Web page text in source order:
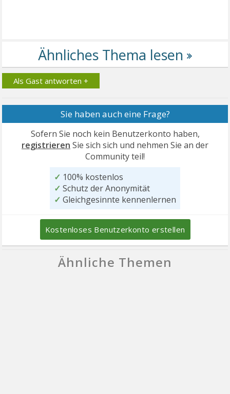
Als Gast antworten +
Sie haben auch eine Frage?
Sofern Sie noch kein Benutzerkonto haben,
registrieren Sie sich sich und nehmen Sie an der
Community teil!
✓ 100% kostenlos
✓ Schutz der Anonymität
✓ Gleichgesinnte kennenlernen
Kostenloses Benutzerkonto erstellen
Ähnliche Themen